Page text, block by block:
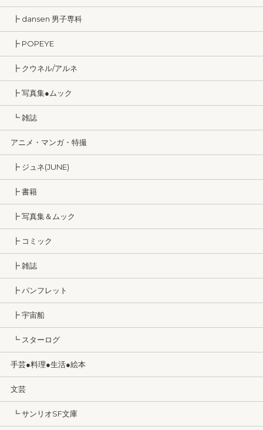
┣ dansen 男子専科
┣ POPEYE
┣ クウネル/アルネ
┣ 写真集●ムック
┗ 雑誌
アニメ・マンガ・特撮
┣ ジュネ(JUNE)
┣ 書籍
┣ 写真集＆ムック
┣ コミック
┣ 雑誌
┣ パンフレット
┣ 宇宙船
┗ スターログ
手芸●料理●生活●絵本
文芸
┗ サンリオSF文庫